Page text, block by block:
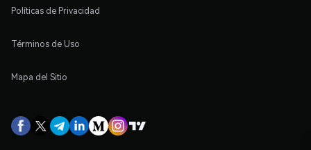
Políticas de Privacidad
Términos de Uso
Mapa del Sitio